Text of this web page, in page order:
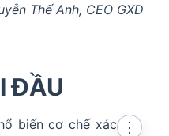
Thế Anh, CEO GXD
ĐẦU
biến cơ chế xác
⋮